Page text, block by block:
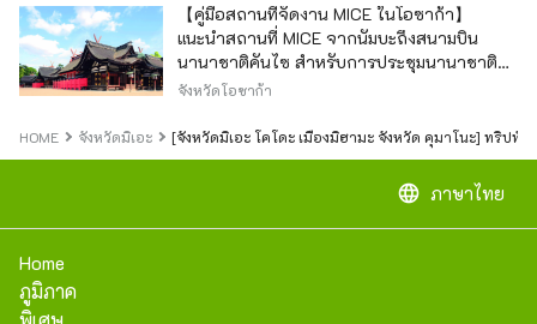
【คู่มือสถานที่จัดงาน MICE ในโอซาก้า】
แนะนำสถานที่ MICE จากนัมบะถึงสนามบิน
นานาชาติคันไซ สำหรับการประชุมนานาชาติ
และกิจกรรมองค์กร
จังหวัดโอซาก้า
HOME จังหวัดมิเอะ [จังหวัดมิเอะ โคโดะ เมืองมิฮามะ จังหวัด คุมาโนะ] ทริป
language ภาษาไทย
Home
ภูมิภาค